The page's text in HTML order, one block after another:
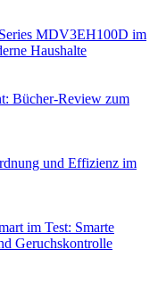
MDV3EH100D im
Haushalte
Bücher-Review zum
und Effizienz im
im Test: Smarte
Geruchskontrolle